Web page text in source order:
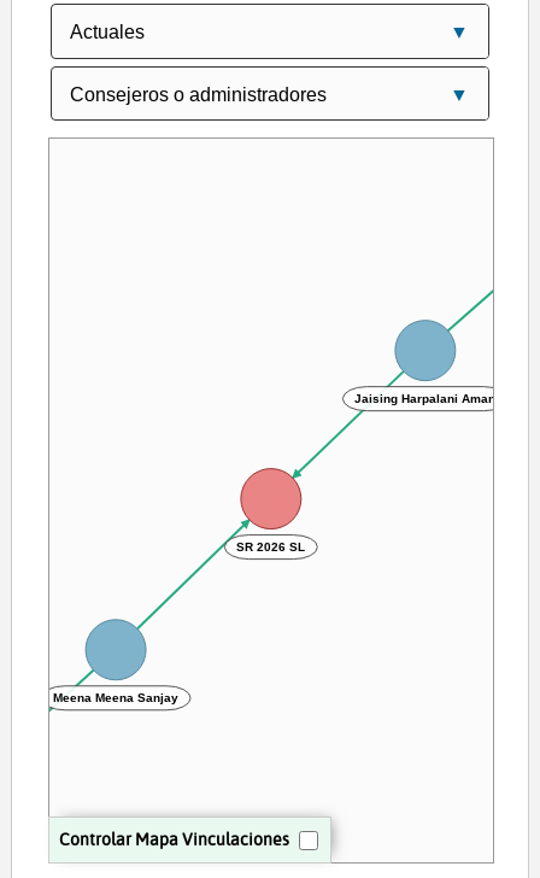
Controlar Mapa Vinculaciones
SR 2026 SL
Meena Meena Sanjay
Jaising Harpalani Aman